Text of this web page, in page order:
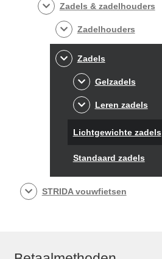
Zadels & zadelhouders
Zadelhouders
Zadels
Gelzadels
Leren zadels
Lichtgewichte zadels
Standaard zadels
STRIDA vouwfietsen